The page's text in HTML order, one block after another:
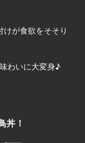
が食欲をそそり
わいに大変身♪
丼 ！